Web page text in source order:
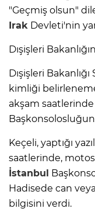
"Geçmiş olsun"
Irak Devleti'nin
Dışişleri
Dışişleri
kimliği
akşam saatlerinde
Keçeli, yaptığı
saatlerinde,
İstanbul
Hadisede can
bilgisini verdi.